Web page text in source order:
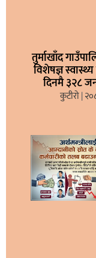
तुर्माखाँद
विशेषज्ञ
दिनमै ३२८
कुटीरो